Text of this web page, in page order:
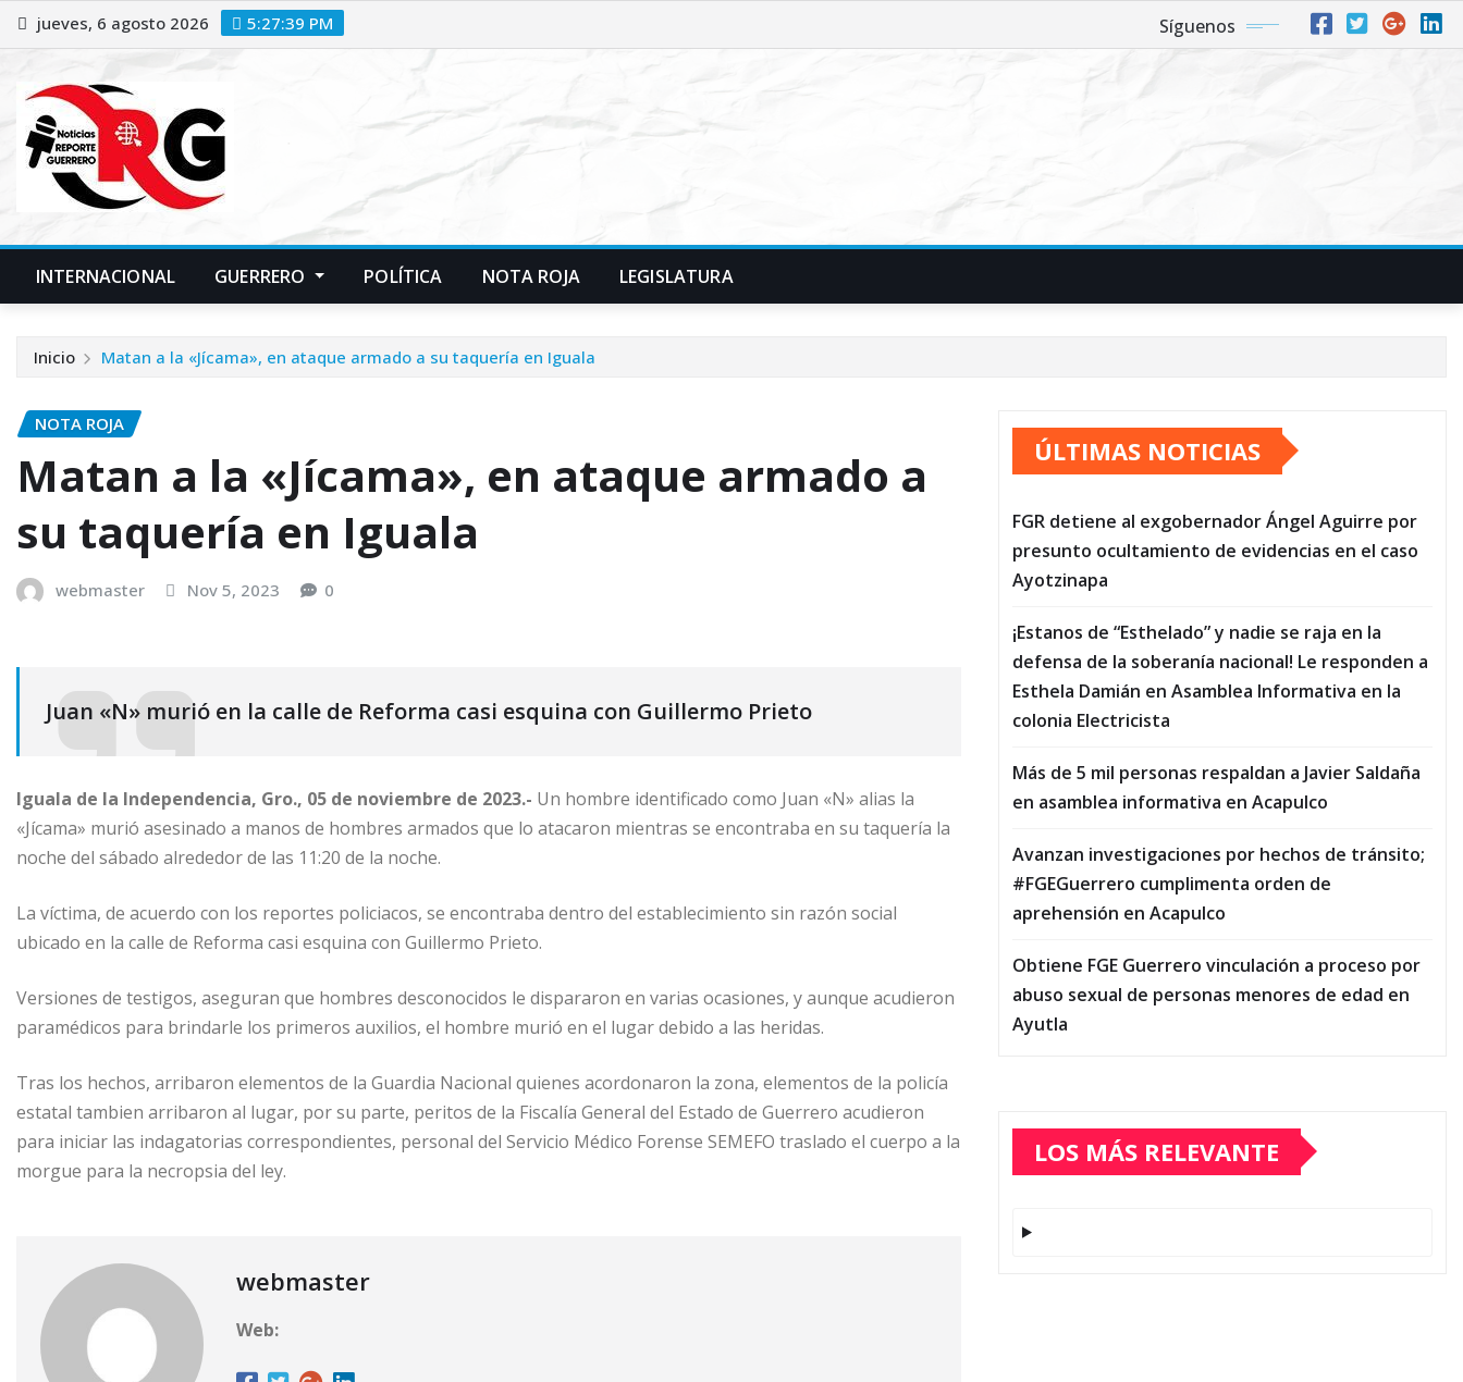
Saltar
al
jueves, 6 agosto 2026 5:27:40 PM Síguenos
INTERNACIONAL GUERRERO POLÍTICA NOTA ROJA LEGISLATURA
Inicio Matan a la «Jícama», en ataque armado a su taquería en Iguala
NOTA ROJA
Matan a la «Jícama», en ataque armado a
su taquería en Iguala
webmaster Nov 5, 2023 0
Juan «N» murió en la calle de Reforma casi esquina con Guillermo Prieto
Iguala de la Independencia, Gro., 05 de noviembre de 2023.- Un hombre identificado como Juan «N» alias la
«Jícama» murió asesinado a manos de hombres armados que lo atacaron mientras se encontraba en su taquería la
noche del sábado alrededor de las 11:20 de la noche.
La víctima, de acuerdo con los reportes policiacos, se encontraba dentro del establecimiento sin razón social
ubicado en la calle de Reforma casi esquina con Guillermo Prieto.
Versiones de testigos, aseguran que hombres desconocidos le dispararon en varias ocasiones, y aunque acudieron
paramédicos para brindarle los primeros auxilios, el hombre murió en el lugar debido a las heridas.
Tras los hechos, arribaron elementos de la Guardia Nacional quienes acordonaron la zona, elementos de la policía
estatal tambien arribaron al lugar, por su parte, peritos de la Fiscalía General del Estado de Guerrero acudieron
para iniciar las indagatorias correspondientes, personal del Servicio Médico Forense SEMEFO traslado el cuerpo a la
morgue para la necropsia del ley.
webmaster
Web:
ÚLTIMAS NOTICIAS
FGR detiene al exgobernador Ángel Aguirre por
presunto ocultamiento de evidencias en el caso
Ayotzinapa
¡Estanos de “Esthelado” y nadie se raja en la
defensa de la soberanía nacional! Le responden a
Esthela Damián en Asamblea Informativa en la
colonia Electricista
Más de 5 mil personas respaldan a Javier Saldaña
en asamblea informativa en Acapulco
Avanzan investigaciones por hechos de tránsito;
#FGEGuerrero cumplimenta orden de
aprehensión en Acapulco
Obtiene FGE Guerrero vinculación a proceso por
abuso sexual de personas menores de edad en
Ayutla
LOS MÁS RELEVANTE